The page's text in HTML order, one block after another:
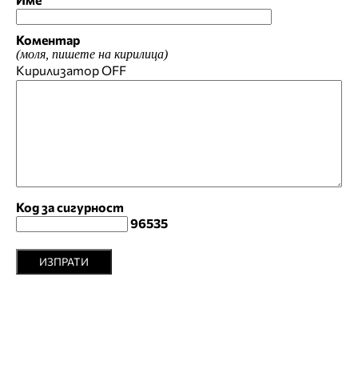
Коментар
(моля, пишете на кирилица)
КирилизаторOFF
Код за сигурност
96535
ИЗПРАТИ